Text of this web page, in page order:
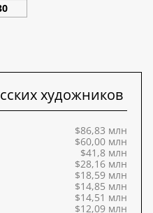
художников
$86,83 млн
$60,00 млн
$41,8 млн
$28,16 млн
$18,59 млн
$14,85 млн
$14,51 млн
$12,09 млн